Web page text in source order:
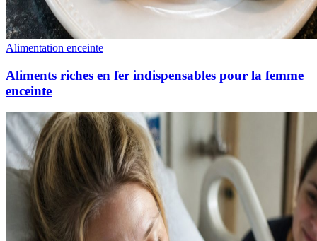
Alimentation enceinte
Aliments riches en fer indispensables pour la femme
enceinte